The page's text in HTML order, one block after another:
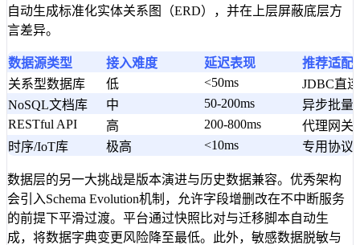
自动生成标准化实体关系图（ERD），并在上层屏蔽底层方
言差异。
数据源类型 接入难度 延迟表现
推荐适配
关系型数据库
低 <50ms
JDBC直
NoSQL文档库
中 50-200ms
异步批量
RESTful API
高 200-800ms
代理网关
时序/IoT库
极高 <10ms 专用协议
数据层的另一大挑战是版本演进与历史数据兼容。优秀架构
会引入Schema Evolution机制，允许字段增删改在不中断服务
的前提下平滑过渡。平台通过快照比对与迁移脚本自动生
成，将数据字典变更风险降至最低。此外，敏感数据脱敏与